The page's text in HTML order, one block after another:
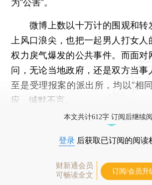
为“公害”。
微博上数以十万计的围观和转
上风口浪尖，也把一起男人打女
权力戾气爆发的公共事件。而面对
问，无论当地政府，还是双方当事
至是受理报案的派出所，均以“相
应、缄默不言。
本文共计612字 订阅后继续
登录 后获取已订阅的阅读
财新通会员
可畅读全文
订阅/会员升